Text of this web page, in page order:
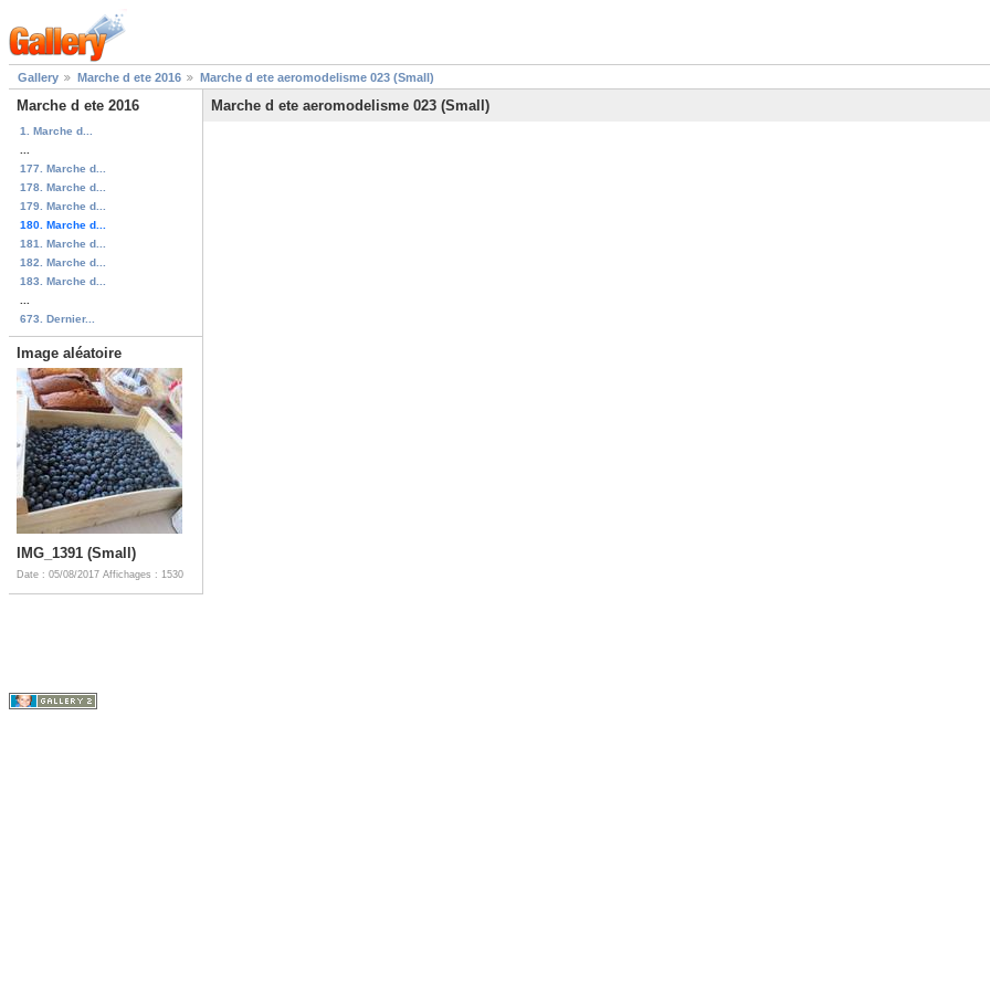
Gallery Marche d ete 2016 Marche d ete aeromodelisme 023 (Small)
Marche d ete 2016
1. Marche d...
177. Marche d...
178. Marche d...
179. Marche d...
180. Marche d...
181. Marche d...
182. Marche d...
183. Marche d...
673. Dernier...
Image aléatoire
IMG_1391 (Small)
Date : 05/08/2017 Affichages : 1530
Marche d ete aeromodelisme 023 (Small)